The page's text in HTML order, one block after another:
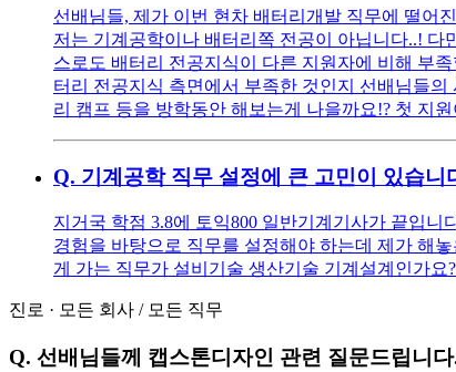
선배님들, 제가 이번 현차 배터리개발 직무에 떨어
저는 기계공학이나 배터리쪽 전공이 아닙니다..!
스로도 배터리 전공지식이 다른 지원자에 비해 부
터리 전공지식 측면에서 부족한 것인지 선배님들
리 캠프 등을 방학동안 해보는게 나을까요!? 첫 지
Q. 기계공학 직무 설정에 큰 고민이 있습니
지거국 학점 3.8에 토익800 일반기계기사가 끝입
경험을 바탕으로 직무를 설정해야 하는데 제가 해
게 가는 직무가 설비기술 생산기술 기계설계인가
진로 · 모든 회사 / 모든 직무
Q. 선배님들께 캡스톤디자인 관련 질문드립니